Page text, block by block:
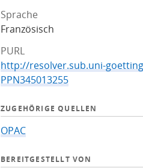
Sprache
Französisch
PURL
http://resolver.sub.uni-
PPN345013255
ZUGEHÖRIGE QUELLEN
OPAC
BEREITGESTELLT VON